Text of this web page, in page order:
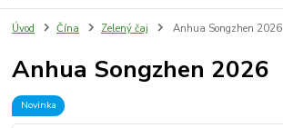
Úvod Čína Zelený čaj Anhua Songzhen 2026
Anhua Songzhen 2026
Novinka